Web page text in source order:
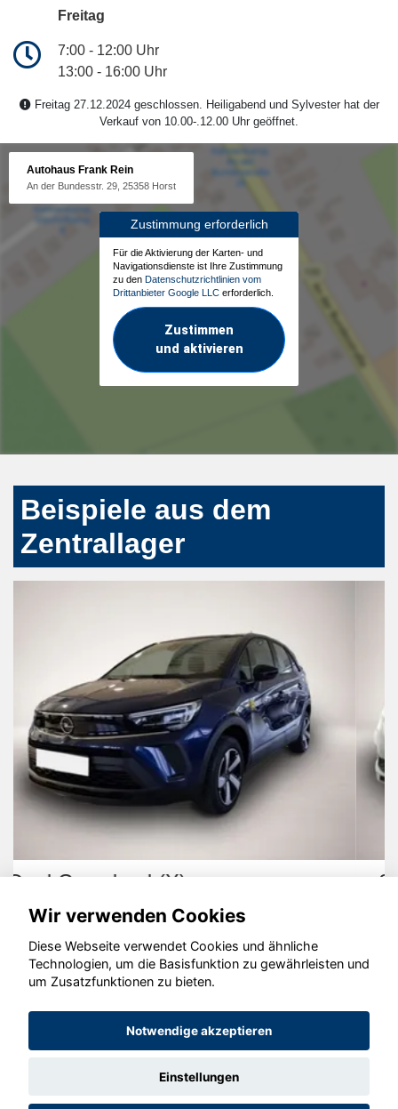
Freitag
7:00 - 12:00 Uhr
13:00 - 16:00 Uhr
Freitag 27.12.2024 geschlossen. Heiligabend und Sylvester hat der
Verkauf von 10.00-.12.00 Uhr geöffnet.
Autohaus Frank Rein
An der Bundesstr. 29, 25358 Horst
Zustimmung erforderlich
Für die Aktivierung der Karten- und
Navigationsdienste ist Ihre Zustimmung
zu den Datenschutzrichtlinien vom
Drittanbieter Google LLC erforderlich.
Zustimmen
und aktivieren
Beispiele aus dem
Zentrallager
Skoda Kamiq
© konjunkturmotor.de GmbH 2020 - 2026
Wir verwenden Cookies
Diese Webseite verwendet Cookies und ähnliche
Technologien, um die Basisfunktion zu gewährleisten und
um Zusatzfunktionen zu bieten.
Notwendige akzeptieren
Einstellungen